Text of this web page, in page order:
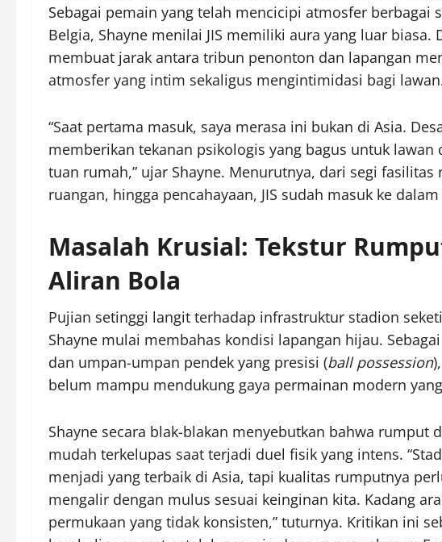
Sebagai pemain yang telah mencicipi atmosfer berbagai
Belgia, Shayne menilai JIS memiliki aura yang luar
membuat jarak antara tribun penonton dan lapangan
atmosfer yang intim sekaligus mengintimidasi bagi
“Saat pertama masuk, saya merasa ini bukan di Asia.
memberikan tekanan psikologis yang bagus untuk
tuan rumah,” ujar Shayne. Menurutnya, dari segi
ruangan, hingga pencahayaan, JIS sudah masuk ke
Masalah Krusial: Tekstur
Aliran Bola
Pujian setinggi langit terhadap infrastruktur stadion
Shayne mulai membahas kondisi lapangan hijau.
dan umpan-umpan pendek yang presisi (ball possession
belum mampu mendukung gaya permainan modern
Shayne secara blak-blakan menyebutkan bahwa rumput
mudah terkelupas saat terjadi duel fisik yang intens.
menjadi yang terbaik di Asia, tapi kualitas rumputnya
mengalir dengan mulus sesuai keinginan kita. Kadang
permukaan yang tidak konsisten,” tuturnya. Kritikan ini